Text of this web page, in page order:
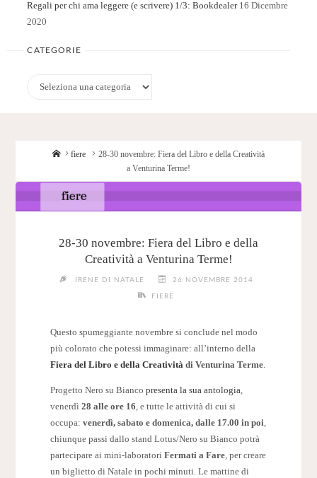
Regali per chi ama leggere (e scrivere) 1/3: Bookdealer 16 Dicembre
2020
CATEGORIE
Categorie
Home
fiere
28-30 novembre: Fiera del Libro e della Creatività
a Venturina Terme!
28-30 novembre: Fiera del Libro e della
Creatività a Venturina Terme!
IRENE DI NATALE 26 NOVEMBRE 2014
FIERE
Questo spumeggiante novembre si conclude nel modo
più colorato che potessi immaginare: all’interno della
Fiera del Libro e della Creatività di Venturina Terme.
Progetto Nero su Bianco presenta la sua antologia,
venerdì 28 alle ore 16, e tutte le attività di cui si
occupa: venerdì, sabato e domenica, dalle 17.00 in poi,
chiunque passi dallo stand Lotus/Nero su Bianco potrà
partecipare ai mini-laboratori Fermati a Fare, per creare
un biglietto di Natale in pochi minuti. Le mattine di